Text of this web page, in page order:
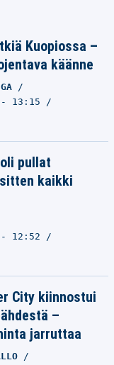
Kuopiossa –
käänne
- 13:15
pullat
kaikki
- 12:52
City kiinnostui
–
jarruttaa